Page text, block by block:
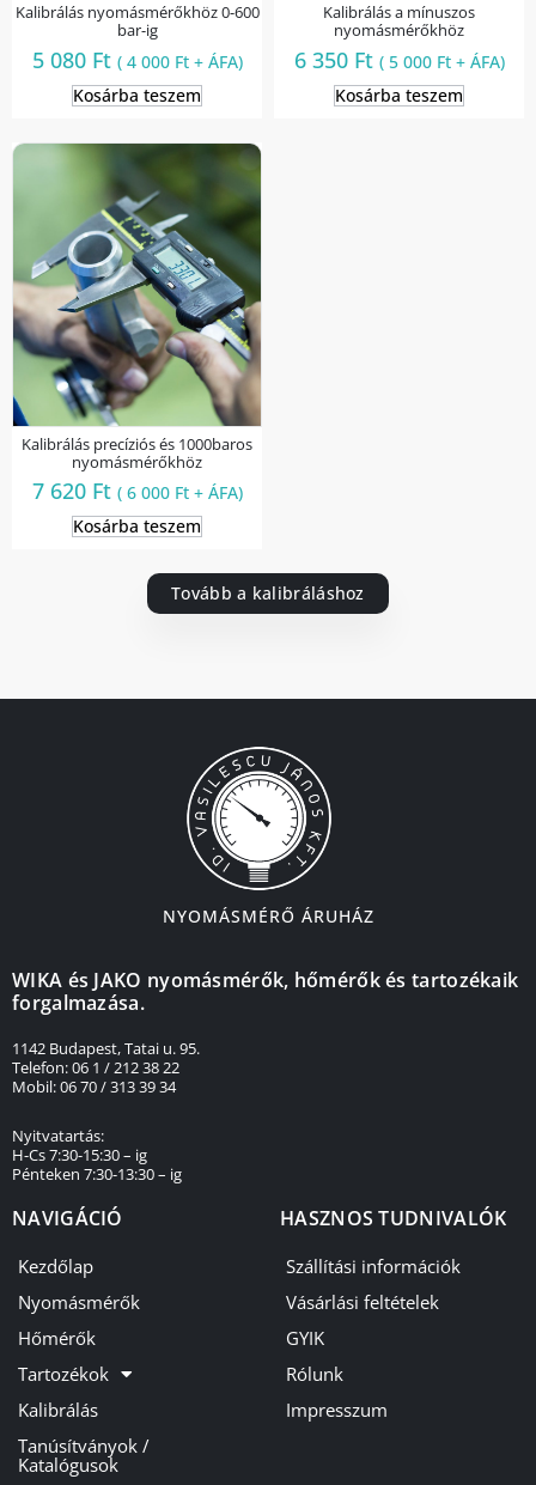
Kalibrálás nyomásmérőkhöz 0-600
bar-ig
5 080 Ft ( 4 000 Ft+ ÁFA)
Kosárba teszem
Kalibrálás a mínuszos
nyomásmérőkhöz
6 350 Ft ( 5 000 Ft+ ÁFA)
Kosárba teszem
Kalibrálás precíziós és 1000baros
nyomásmérőkhöz
7 620 Ft ( 6 000 Ft+ ÁFA)
Kosárba teszem
Tovább a kalibráláshoz
NYOMÁSMÉRŐ ÁRUHÁZ
WIKA és JAKO nyomásmérők, hőmérők és tartozékaik
forgalmazása.
1142 Budapest, Tatai u. 95.
Telefon: 06 1 / 212 38 22
Mobil: 06 70 / 313 39 34
Nyitvatartás:
H-Cs 7:30-15:30 – ig
Pénteken 7:30-13:30 – ig
NAVIGÁCIÓ
Kezdőlap
Nyomásmérők
Hőmérők
Tartozékok
Kalibrálás
Tanúsítványok /
Katalógusok
HASZNOS TUDNIVALÓK
Szállítási információk
Vásárlási feltételek
GYIK
Rólunk
Impresszum